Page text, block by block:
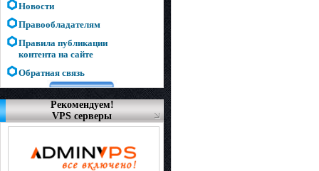
Новости
Правообладателям
Правила публикации
контента на сайте
Обратная связь
Рекомендуем!
VPS серверы